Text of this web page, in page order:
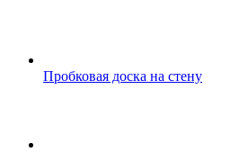
Пробковая доска на стену